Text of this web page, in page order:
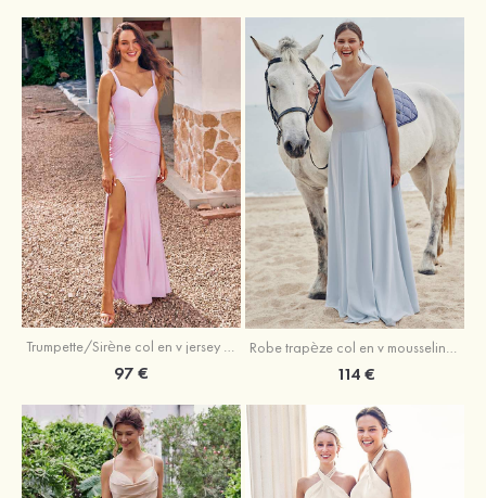
Trumpette/Sirène col en v jersey ras du sol robe de demoiselle d'honneur
97 € 114 €